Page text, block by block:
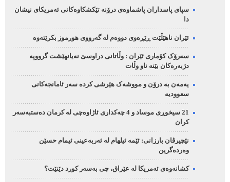
سپای پاسداران پاشماوەی درۆنە تێکشکاوەکانی ئەمریکای نیشان
دا
ئێران ناهێڵێت ڕێڕەوی دووەم لە گەرووی هورموز بکرێتەوە
سەرۆک کۆماری ئێران : وڵاتانی دراوسێ نەیانهێشت گرووپە
دژبەرەکان بێنە ناو وڵات
یەمەن بە درۆن و مووشەک هێرشی کردە سەر ئامانجەکانی
سعوودیە
21 سیخوڕی موساد و 4 چەکداری ئاژاوەچی لە کرمان دەستبەسەر
کران
نێچیرڤان بارزانی: ئێمە ئیلهام لە ئەربەعینی ئیمام حسێن
وەردەگرین
کشانەوەی ئەمریکا لە عێراق، چی بەسەر کورد دێنێت؟